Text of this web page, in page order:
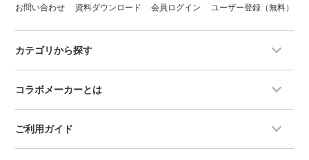
お問い合わせ 資料ダウンロード 会員ログイン ユーザー登録（無料）
カテゴリから探す
コラボメーカーとは
ご利用ガイド